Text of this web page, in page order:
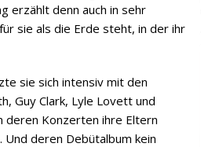
erzählt denn auch in sehr
sie als die Erde steht, in der ihr
sie sich intensiv mit den
Guy Clark, Lyle Lovett und
deren Konzerten ihre Eltern
deren Debütalbum kein